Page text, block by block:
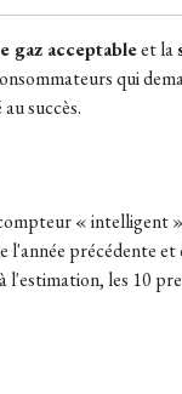
gaz acceptableet la
qui
succès.
« intelligent
précédente
les 10